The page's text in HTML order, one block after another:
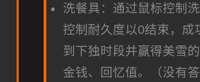
洗餐具：通过鼠标控制洗
控制耐久度以0结束，成
到下独时段并赢得美雪的
金钱、回忆值。（没有